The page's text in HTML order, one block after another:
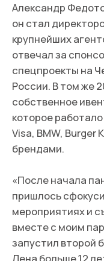
вместе с моим
запустил второй
Лена больше 12 лет
получилось
создать уникальный
Александр.
В 2022–2023 годах
количеству
Востоке. Только в
квартале 2023 года
при показателе
на 1,2%.
Александр